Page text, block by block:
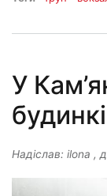
У
Надіслав: ilona ,